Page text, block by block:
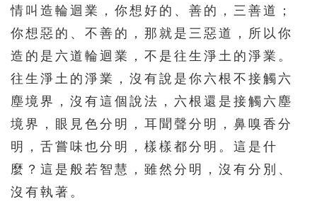
256 257 258 259 260
261 262 263 264 265
266 267 268 269 270
271 272 273 274 275
281 282 283 284 285
286 287 288 289 290
291
情叫造輪迴業，你想好的、善的，三善道；
你想惡的、不善的，那就是三惡道，所以你
造的是六道輪迴業，不是往生淨土的淨業。
往生淨土的淨業，沒有說是你六根不接觸六
塵境界，沒有這個說法，六根還是接觸六塵
境界，眼見色分明，耳聞聲分明，鼻嗅香分
明，舌嘗味也分明，樣樣都分明。這是什
麼？這是般若智慧，雖然分明，沒有分別、
沒有執著。